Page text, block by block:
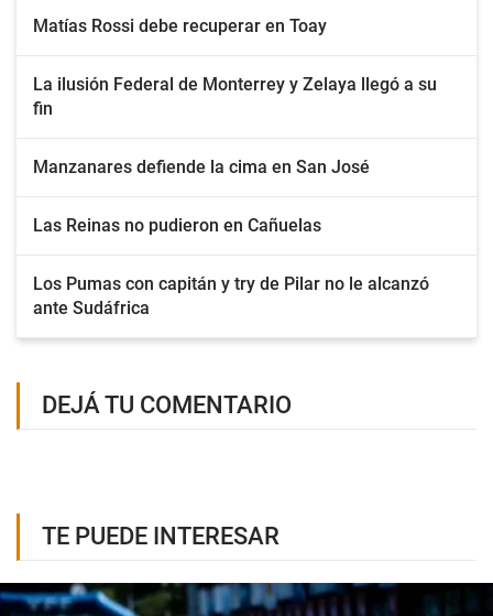
Matías Rossi debe recuperar en Toay
La ilusión Federal de Monterrey y Zelaya llegó a su
fin
Manzanares defiende la cima en San José
Las Reinas no pudieron en Cañuelas
Los Pumas con capitán y try de Pilar no le alcanzó
ante Sudáfrica
DEJÁ TU COMENTARIO
TE PUEDE INTERESAR